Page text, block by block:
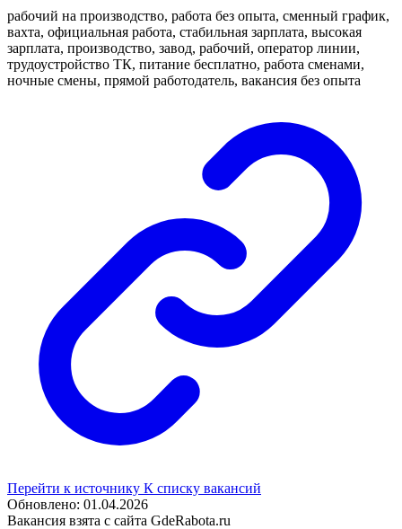
рабочий на производство, работа без опыта, сменный график,
вахта, официальная работа, стабильная зарплата, высокая
зарплата, производство, завод, рабочий, оператор линии,
трудоустройство ТК, питание бесплатно, работа сменами,
ночные смены, прямой работодатель, вакансия без опыта
Перейти к источнику К списку вакансий
Обновлено: 01.04.2026
Вакансия взята с сайта GdeRabota.ru